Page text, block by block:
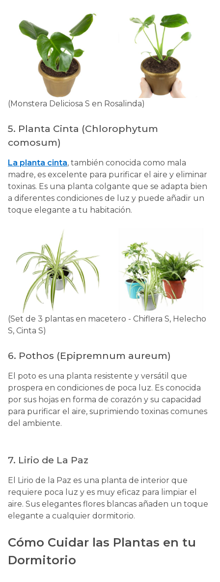
(Monstera Deliciosa S en Rosalinda)
5. Planta Cinta (Chlorophytum
comosum)
La planta cinta, también conocida como mala
madre, es excelente para purificar el aire y eliminar
toxinas. Es una planta colgante que se adapta bien
a diferentes condiciones de luz y puede añadir un
toque elegante a tu habitación.
(Set de 3 plantas en macetero - Chiflera S, Helecho
S, Cinta S)
6. Pothos (Epipremnum aureum)
El poto es una planta resistente y versátil que
prospera en condiciones de poca luz. Es conocida
por sus hojas en forma de corazón y su capacidad
para purificar el aire, suprimiendo toxinas comunes
del ambiente.
7. Lirio de La Paz
El Lirio de la Paz es una planta de interior que
requiere poca luz y es muy eficaz para limpiar el
aire. Sus elegantes flores blancas añaden un toque
elegante a cualquier dormitorio.
Cómo Cuidar las Plantas en tu
Dormitorio